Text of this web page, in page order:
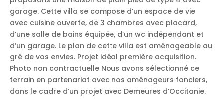
garage. Cette villa se compose d’un espace de vie
avec cuisine ouverte, de 3 chambres avec placard,
d’une salle de bains équipée, d’un wc indépendant et
d’un garage. Le plan de cette villa est aménageable au
gré de vos envies. Projet idéal première acquisition.
Photo non contractuelle Nous avons sélectionné ce
terrain en partenariat avec nos aménageurs fonciers,
dans le cadre d’un projet avec Demeures d’Occitanie.